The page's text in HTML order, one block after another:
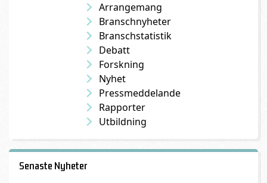
Arrangemang
Branschnyheter
Branschstatistik
Debatt
Forskning
Nyhet
Pressmeddelande
Rapporter
Utbildning
Senaste Nyheter